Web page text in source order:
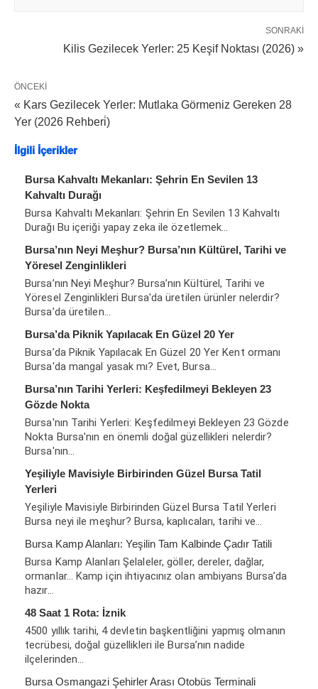
SONRAKI
Kilis Gezilecek Yerler: 25 Keşif Noktası (2026) »
ÖNCEKI
« Kars Gezilecek Yerler: Mutlaka Görmeniz Gereken 28
Yer (2026 Rehberi̇)
İlgili İçerikler
Bursa Kahvaltı Mekanları: Şehrin En Sevilen 13
Kahvaltı Durağı
Bursa Kahvaltı Mekanları: Şehrin En Sevilen 13 Kahvaltı
Durağı Bu içeriği yapay zeka ile özetlemek…
Bursa’nın Neyi Meşhur? Bursa’nın Kültürel, Tarihi ve
Yöresel Zenginlikleri
Bursa’nın Neyi Meşhur? Bursa’nın Kültürel, Tarihi ve
Yöresel Zenginlikleri Bursa'da üretilen ürünler nelerdir?
Bursa’da üretilen…
Bursa’da Piknik Yapılacak En Güzel 20 Yer
Bursa’da Piknik Yapılacak En Güzel 20 Yer Kent ormanı
Bursa'da mangal yasak mı? Evet, Bursa…
Bursa’nın Tarihi Yerleri: Keşfedilmeyi Bekleyen 23
Gözde Nokta
Bursa'nın Tarihi Yerleri: Keşfedilmeyi Bekleyen 23 Gözde
Nokta Bursa'nın en önemli doğal güzellikleri nelerdir?
Bursa'nın…
Yeşiliyle Mavisiyle Birbirinden Güzel Bursa Tatil
Yerleri
Yeşiliyle Mavisiyle Birbirinden Güzel Bursa Tatil Yerleri
Bursa neyi ile meşhur? Bursa, kaplıcaları, tarihi ve…
Bursa Kamp Alanları: Yeşilin Tam Kalbinde Çadır Tatili
Bursa Kamp Alanları Şelaleler, göller, dereler, dağlar,
ormanlar… Kamp için ihtiyacınız olan ambiyans Bursa’da
hazır…
48 Saat 1 Rota: İznik
4500 yıllık tarihi, 4 devletin başkentliğini yapmış olmanın
tecrübesi, doğal güzellikleri ile Bursa’nın nadide
ilçelerinden…
Bursa Osmangazi Şehirler Arası Otobüs Terminali